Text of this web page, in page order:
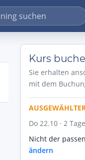
Kurs
Sie erhalten
mit dem
Do 22.10 · 2
Nicht der
ändern